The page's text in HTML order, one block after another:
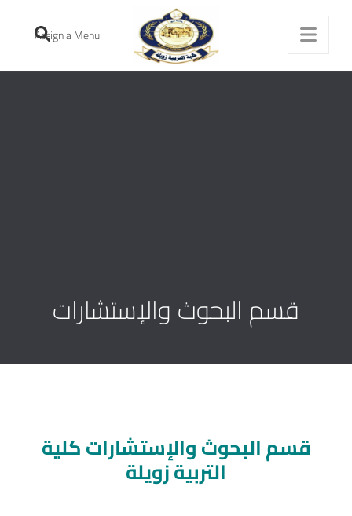
Assign a Menu
قسم البحوث والإستشارات
قسم البحوث والإستشارات كلية
التربية زويلة